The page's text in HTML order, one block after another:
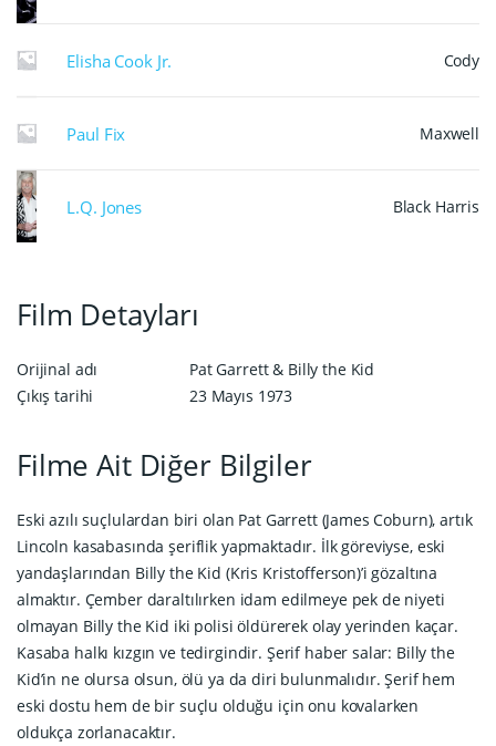
Elisha Cook Jr. Cody
Paul Fix Maxwell
L.Q. Jones Black Harris
Film Detayları
Orijinal adı
Pat Garrett & Billy the Kid
Çıkış tarihi
23 Mayıs 1973
Filme Ait Diğer Bilgiler
Eski azılı suçlulardan biri olan Pat Garrett (James Coburn), artık
Lincoln kasabasında şeriflik yapmaktadır. İlk göreviyse, eski
yandaşlarından Billy the Kid (Kris Kristofferson)’i gözaltına
almaktır. Çember daraltılırken idam edilmeye pek de niyeti
olmayan Billy the Kid iki polisi öldürerek olay yerinden kaçar.
Kasaba halkı kızgın ve tedirgindir. Şerif haber salar: Billy the
Kid’in ne olursa olsun, ölü ya da diri bulunmalıdır. Şerif hem
eski dostu hem de bir suçlu olduğu için onu kovalarken
oldukça zorlanacaktır.